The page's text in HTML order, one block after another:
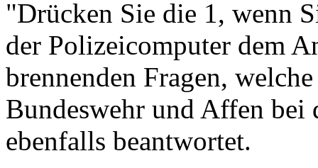
"Drücken Sie die 1, wenn
der Polizeicomputer dem
brennenden Fragen,
Bundeswehr und Affen bei
ebenfalls beantwortet.